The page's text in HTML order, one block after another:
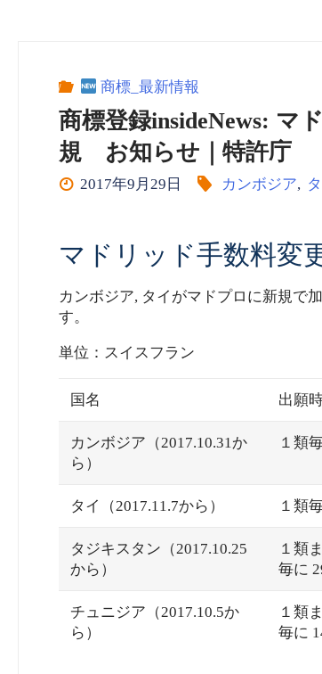
商標_最新情報
商標登録insideNews: マ
規 お知らせ｜特許庁
2017年9月29日 カンボジア,
マドリッド手数料変
カンボジア, タイがマドプロに新規で
す。
単位：スイスフラン
国名 出願
カンボジア（2017.10.31か
ら）
１類
タイ（2017.11.7から） １類
タジキスタン（2017.10.25
から）
１類
毎に
チュニジア（2017.10.5か
ら）
１類
毎に